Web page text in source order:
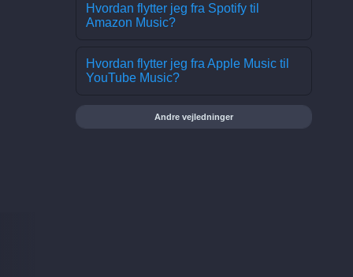
Hvordan flytter jeg fra Spotify til
Amazon Music?
Hvordan flytter jeg fra Apple Music til
YouTube Music?
Andre vejledninger